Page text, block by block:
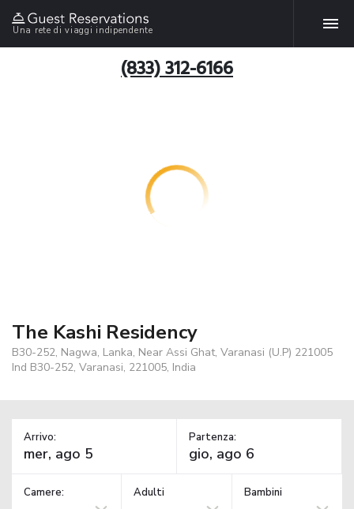
Una rete di viaggi indipendente
(833) 312-6166
The Kashi Residency
B30-252, Nagwa, Lanka, Near Assi Ghat, Varanasi (U.P) 221005
Ind B30-252, Varanasi, 221005, India
Arrivo: Partenza:
Camere: Adulti Bambini